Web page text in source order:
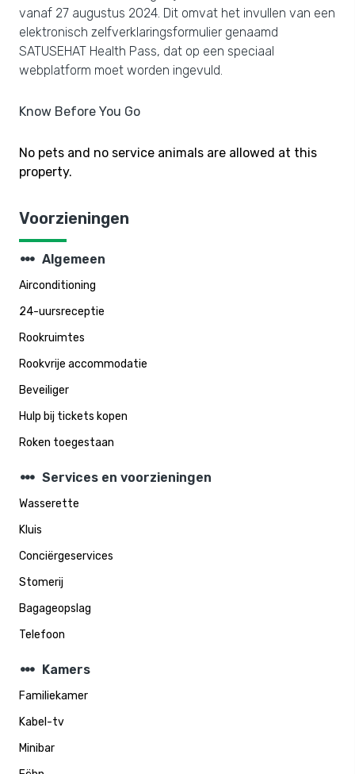
vanaf 27 augustus 2024. Dit omvat het invullen van een
elektronisch zelfverklaringsformulier genaamd
SATUSEHAT Health Pass, dat op een speciaal
webplatform moet worden ingevuld.
Know Before You Go
No pets and no service animals are allowed at this
property.
Voorzieningen
steppers Algemeen
Airconditioning
24-uursreceptie
Rookruimtes
Rookvrije accommodatie
Beveiliger
Hulp bij tickets kopen
Roken toegestaan
steppers Services en voorzieningen
Wasserette
Kluis
Conciërgeservices
Stomerij
Bagageopslag
Telefoon
steppers Kamers
Familiekamer
Kabel-tv
Minibar